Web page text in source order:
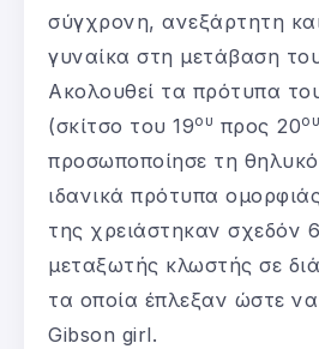
σύγχρονη, ανεξάρτητη
γυναίκα στη μετάβαση
Ακολουθεί τα πρότυπα
(σκίτσο του 19ου προς 20ου
προσωποποίησε τη
ιδανικά πρότυπα
της χρειάστηκαν σχεδόν
μεταξωτής κλωστής σε
τα οποία έπλεξαν ώστε να
Gibson girl.